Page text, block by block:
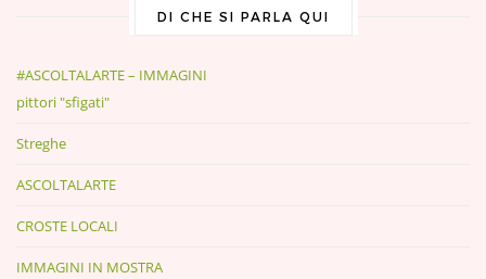
DI CHE SI PARLA QUI
#ASCOLTALARTE – IMMAGINI
pittori "sfigati"
Streghe
ASCOLTALARTE
CROSTE LOCALI
IMMAGINI IN MOSTRA